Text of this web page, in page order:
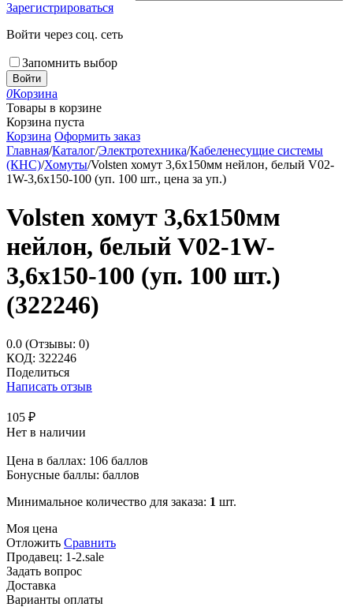
Зарегистрироваться
Войти через соц. сеть
Запомнить выбор
Войти
0Корзина
Товары в корзине
Корзина пуста
Корзина Оформить заказ
Главная/Каталог/Электротехника/Кабеленесущие системы
(КНС)/Хомуты/Volsten хомут 3,6х150мм нейлон, белый V02-
1W-3,6х150-100 (уп. 100 шт., цена за уп.)
Volsten хомут 3,6х150мм
нейлон, белый V02-1W-
3,6х150-100 (уп. 100 шт.)
(322246)
0.0 (Отзывы: 0)
КОД: 322246
Поделиться
Написать отзыв
105 ₽
Нет в наличии
Цена в баллах: 106 баллов
Бонусные баллы: баллов
Минимальное количество для заказа: 1 шт.
Моя цена
Отложить Сравнить
Продавец: 1-2.sale
Задать вопрос
Доставка
Варианты оплаты